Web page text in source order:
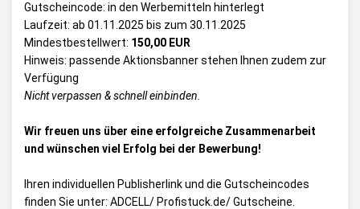
Gutscheincode: in den Werbemitteln hinterlegt
Laufzeit: ab 01.11.2025 bis zum 30.11.2025
Mindestbestellwert: 150,00 EUR
Hinweis: passende Aktionsbanner stehen Ihnen zudem zur
Verfügung
Nicht verpassen & schnell einbinden.
Wir freuen uns über eine erfolgreiche Zusammenarbeit
und wünschen viel Erfolg bei der Bewerbung!
Ihren individuellen Publisherlink und die Gutscheincodes
finden Sie unter: ADCELL/ Profistuck.de/ Gutscheine